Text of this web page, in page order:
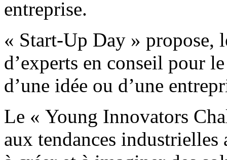
entreprise.
« Start-Up Day » propose,
d’experts en conseil pour
d’une idée ou d’une
Le « Young Innovators
aux tendances